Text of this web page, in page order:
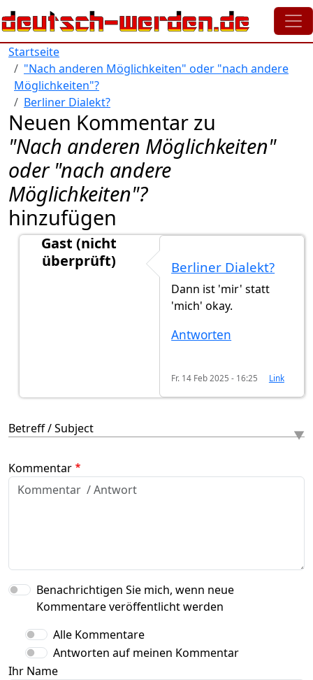
Direkt zum Inhalt
Startseite
"Nach anderen Möglichkeiten" oder "nach andere
Möglichkeiten"?
Berliner Dialekt?
Neuen Kommentar zu
"Nach anderen Möglichkeiten"
oder "nach andere
Möglichkeiten"?
hinzufügen
Gast (nicht
überprüft)
... was mir noch weiter…vonGast
Berliner Dialekt?
Dann ist 'mir' statt
'mich' okay.
Antworten
Fr. 14 Feb 2025 - 16:25 Link
Betreff / Subject
Kommentar
Benachrichtigen Sie mich, wenn neue
Kommentare veröffentlicht werden
Alle Kommentare
Antworten auf meinen Kommentar
Ihr Name